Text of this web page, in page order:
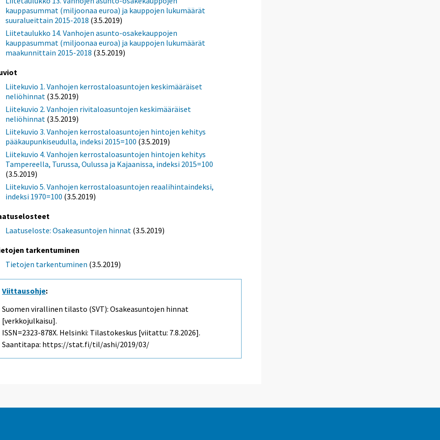
kauppasummat (miljoonaa euroa) ja kauppojen lukumäärät
suuralueittain 2015-2018 (3.5.2019)
Liitetaulukko 14. Vanhojen asunto-osakekauppojen
kauppasummat (miljoonaa euroa) ja kauppojen lukumäärät
maakunnittain 2015-2018 (3.5.2019)
Liitekuvio 1. Vanhojen kerrostaloasuntojen keskimääräiset
neliöhinnat (3.5.2019)
Liitekuvio 2. Vanhojen rivitaloasuntojen keskimääräiset
neliöhinnat (3.5.2019)
Liitekuvio 3. Vanhojen kerrostaloasuntojen hintojen kehitys
pääkaupunkiseudulla, indeksi 2015=100 (3.5.2019)
Liitekuvio 4. Vanhojen kerrostaloasuntojen hintojen kehitys
Tampereella, Turussa, Oulussa ja Kajaanissa, indeksi 2015=100
(3.5.2019)
Liitekuvio 5. Vanhojen kerrostaloasuntojen reaalihintaindeksi,
indeksi 1970=100 (3.5.2019)
Laatuseloste: Osakeasuntojen hinnat (3.5.2019)
tarkentuminen
Tietojen tarkentuminen (3.5.2019)
Viittausohje:
Suomen virallinen tilasto (SVT): Osakeasuntojen hinnat
[verkkojulkaisu].
ISSN=2323-878X. Helsinki: Tilastokeskus [viitattu: 7.8.2026].
Saantitapa: https://stat.fi/til/ashi/2019/03/